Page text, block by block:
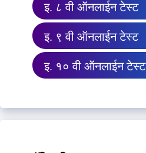
इ. ८ वी ऑनलाईन टेस्ट
इ. ९ वी ऑनलाईन टेस्ट
इ. १० वी ऑनलाईन टेस्ट